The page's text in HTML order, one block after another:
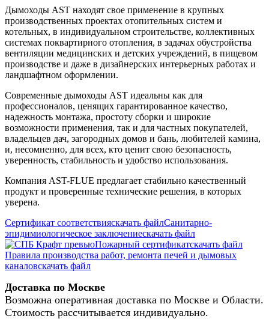
Дымоходы AST находят свое применение в крупных
производственных проектах отопительных систем и
котельных, в индивидуальном строительстве, коллективных
системах поквартирного отопления, в задачах обустройства
вентиляции медицинских и детских учреждений, в пищевом
производстве и даже в дизайнерских интерьерных работах и
ландшафтном оформлении.
Современные дымоходы AST идеальны как для
профессионалов, ценящих гарантированное качество,
надежность монтажа, простоту сборки и широкие
возможности применения, так и для частных покупателей,
владельцев дач, загородных домов и бань, любителей камина,
и, несомненно, для всех, кто ценит свою безопасность,
уверенность, стабильность и удобство использования.
Компания AST-FLUE предлагает стабильно качественный
продукт и проверенные технические решения, в которых
уверена.
Сертификат соответствияскачать файлСанитарно-
эпидимиологическое заключениескачать файл
Пожарный сертификатскачать файл
Правила производства работ, ремонта печей и дымовых
каналовскачать файл
Доставка по Москве
Возможна оперативная доставка по Москве и Области.
Стоимость рассчитывается индивидуально.